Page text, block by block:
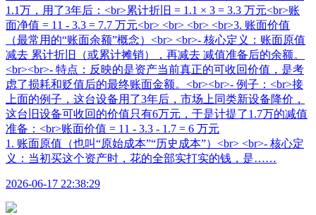
1. 账面原值（也叫“原始成本”“历史成本”）<br> <br>- 核心定
义：当初买这个资产时，花的全部实打实的钱，是……
2026-06-17 22:38:29